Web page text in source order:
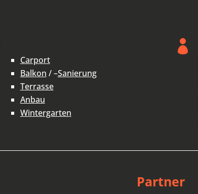
Carport
Balkon / –Sanierung
Terrasse
Anbau
Wintergarten

Partner